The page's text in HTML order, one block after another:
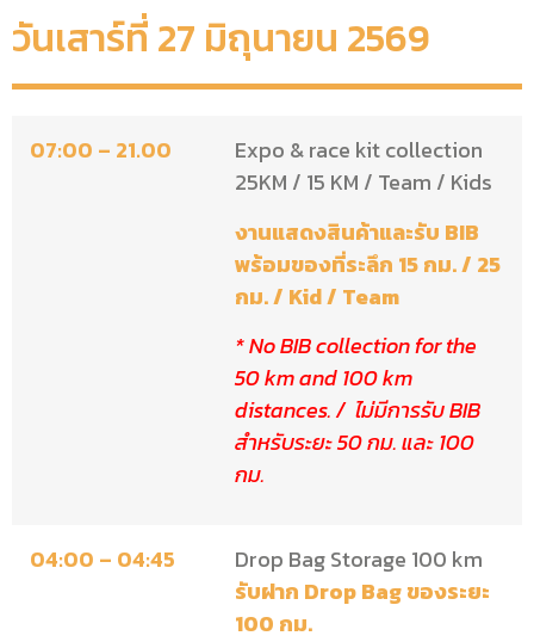
วันเสาร์ที่ 27 มิถุนายน 2569
07:00 – 21.00
Expo & race kit collection
25KM / 15 KM / Team / Kids
งานแสดงสินค้าและรับ BIB
พร้อมของที่ระลึก 15 กม. / 25
กม. / Kid / Team
* No BIB collection for the
50 km and 100 km
distances. / ไม่มีการรับ BIB
สำหรับระยะ 50 กม. และ 100
กม.
04:00 – 04:45
Drop Bag Storage 100 km
รับฝาก Drop Bag ของระยะ
100 กม.